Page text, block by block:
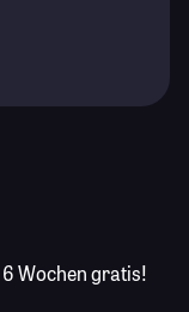
6 Wochen gratis!